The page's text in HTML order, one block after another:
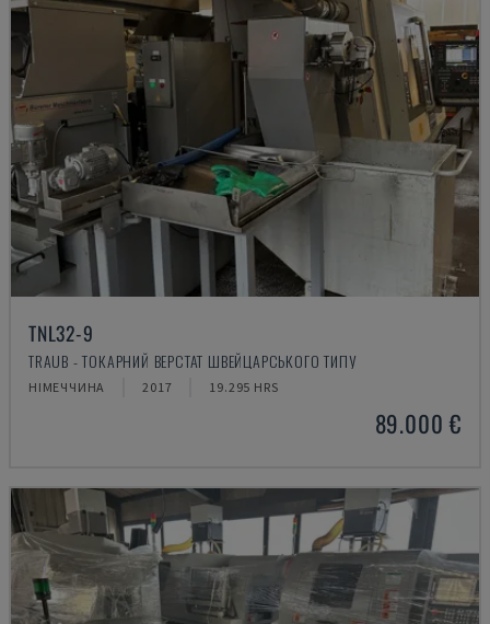
TNL32-9
TRAUB - ТОКАРНИЙ ВЕРСТАТ ШВЕЙЦАРСЬКОГО ТИПУ
НІМЕЧЧИНА 2017 19.295 HRS
89.000 €